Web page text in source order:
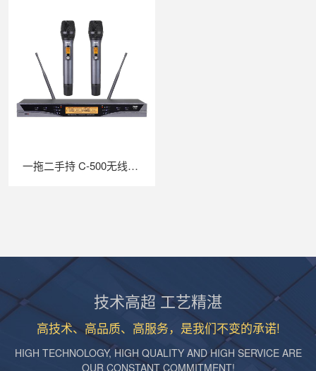
一拖二手持 C-500无线话筒
技术高超 工艺精湛
高技术、高品质、高服务，是我们不变的承诺!
HIGH TECHNOLOGY, HIGH QUALITY AND HIGH SERVICE ARE
OUR CONSTANT COMMITMENT!